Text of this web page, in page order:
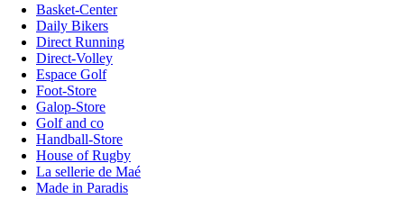
Basket-Center
Daily Bikers
Direct Running
Direct-Volley
Espace Golf
Foot-Store
Galop-Store
Golf and co
Handball-Store
House of Rugby
La sellerie de Maé
Made in Paradis